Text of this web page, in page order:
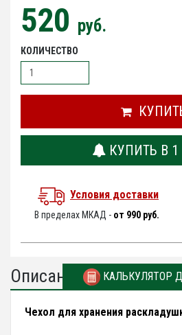
520 руб.
КОЛИЧЕСТВО
КУПИТЬ В
Условия доставки
В пределах МКАД - от 990 руб.
Описание КАЛЬКУЛЯТОР
Чехол для хранения